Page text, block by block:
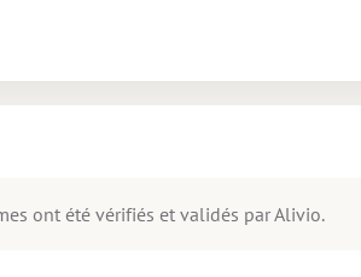
ont été vérifiés et validés par Alivio.